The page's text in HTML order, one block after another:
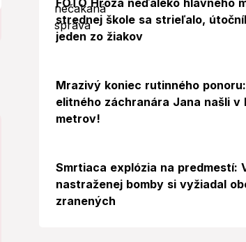
FOTO Hrôza neďaleko hlavného
strednej škole sa strieľalo,
jeden zo žiakov
Mrazivý koniec rutinného
elitného záchranára Jana našli v
metrov!
Smrtiaca explózia na predmestí:
nastraženej bomby si vyžiadal
zranených